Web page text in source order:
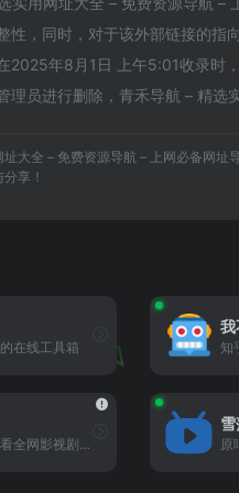
性，同时，对于该外部链接的指
2025年8月1日 上午5:01收录时
理员进行删除，青禾导航 – 精选
大全 – 免费资源导航 – 上网必备网址
享！
在线工具箱
我
知
可免费在线观看全网影视剧的网站